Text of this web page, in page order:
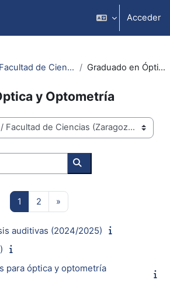
Acceder
Facultad de Ciencias (Zaragoza) Graduado en Óptica y Optometría
y Optometría
Buscar cursos
1 Pachina 1
2 Pachina 2
»
auditivas (2024/2025)
para óptica y optometría